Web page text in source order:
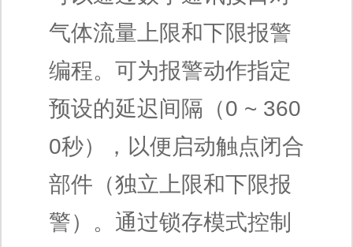
气体流量上限和下限报警
编程。可为报警动作指定
预设的延迟间隔（0 ~ 360
0秒），以便启动触点闭合
部件（独立上限和下限报
警）。通过锁存模式控制